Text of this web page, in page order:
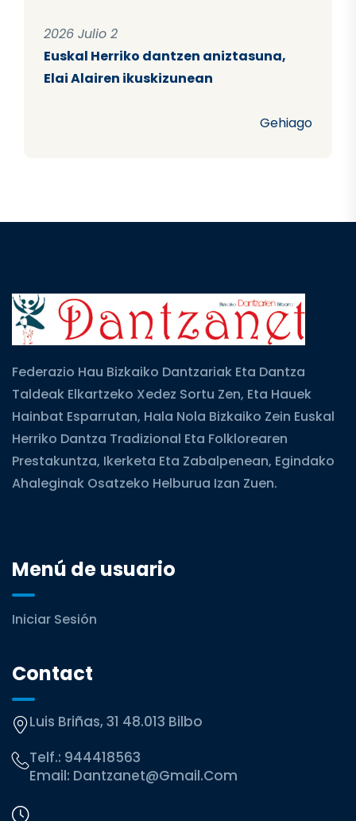
2026 Julio 2
Euskal Herriko dantzen aniztasuna,
Elai Alairen ikuskizunean
Gehiago
Federazio Hau Bizkaiko Dantzariak Eta Dantza
Taldeak Elkartzeko Xedez Sortu Zen, Eta Hauek
Hainbat Esparrutan, Hala Nola Bizkaiko Zein Euskal
Herriko Dantza Tradizional Eta Folklorearen
Prestakuntza, Ikerketa Eta Zabalpenean, Egindako
Ahaleginak Osatzeko Helburua Izan Zuen.
Menú de usuario
Iniciar Sesión
Contact
Luis Briñas, 31 48.013 Bilbo
Telf.: 944418563
Email: Dantzanet@gmail.com